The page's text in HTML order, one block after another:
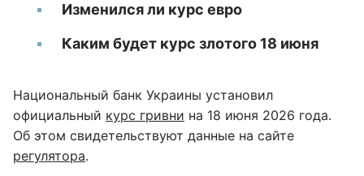
Изменился ли курс евро
Каким будет курс злотого 18 июня
Национальный банк Украины установил
официальный курс гривни на 18 июня 2026 года.
Об этом свидетельствуют данные на сайте
регулятора.